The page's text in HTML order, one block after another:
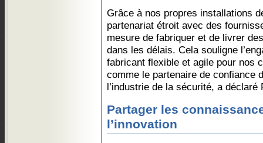
Grâce à nos propres installations
partenariat étroit avec des
mesure de fabriquer et de livrer
dans les délais. Cela souligne
fabricant flexible et agile pour nos
comme le partenaire de confiance
l’industrie de la sécurité, a déclaré
Partager les
l’innovation